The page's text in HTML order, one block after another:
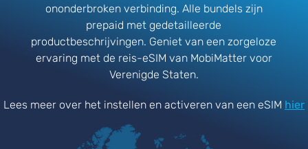
ononderbroken verbinding. Alle bundels zijn
prepaid met gedetailleerde
productbeschrijvingen. Geniet van een zorgeloze
ervaring met de reis-eSIM van MobiMatter voor
Verenigde Staten.
Lees meer over het instellen en activeren van een eSIM hier